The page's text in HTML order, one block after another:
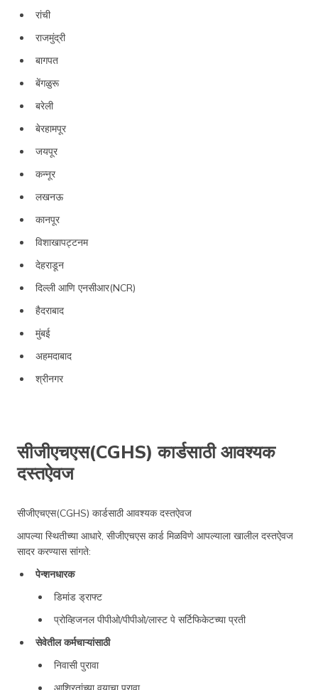
रांची
राजमुंद्री
बागपत
बेंगळुरू
बरेली
बेरहामपूर
जयपूर
कन्नूर
लखनऊ
कानपूर
विशाखापट्टनम
देहराडून
दिल्ली आणि एनसीआर(NCR)
हैदराबाद
मुंबई
अहमदाबाद
श्रीनगर
सीजीएचएस(CGHS) कार्डसाठी आवश्यक
दस्तऐवज
सीजीएचएस(CGHS) कार्डसाठी आवश्यक दस्तऐवज
आपल्या स्थितीच्या आधारे, सीजीएचएस कार्ड मिळविणे आपल्याला खालील दस्तऐवज
सादर करण्यास सांगते:
पेन्शनधारक
डिमांड ड्राफ्ट
प्रोव्हिजनल पीपीओ/पीपीओ/लास्ट पे सर्टिफिकेटच्या प्रती
सेवेतील कर्मचाऱ्यांसाठी
निवासी पुरावा